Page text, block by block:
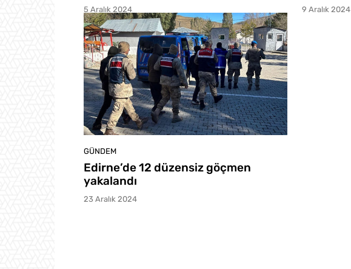
5 Aralık 2024 9 Aralık 2024
GÜNDEM
Edirne’de 12 düzensiz göçmen
yakalandı
23 Aralık 2024